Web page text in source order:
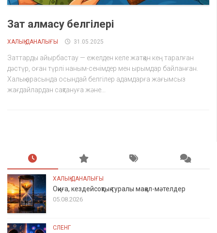
Зат алмасу белгілері
ХАЛЫҚ ДАНАЛЫҒЫ 31.05.2025
Заттарды айырбастау — ежелден келе жатқан кең таралған
дәстүр, оған түрлі наным-сенімдер мен ырымдар байланған.
Халық арасында осындай белгілер адамдарға жағымсыз
жағдайлардан сақтануға және...
ХАЛЫҚ ДАНАЛЫҒЫ
Оқиға, кездейсоқтық туралы мақал-мәтелдер
05.08.2026
СЛЕНГ